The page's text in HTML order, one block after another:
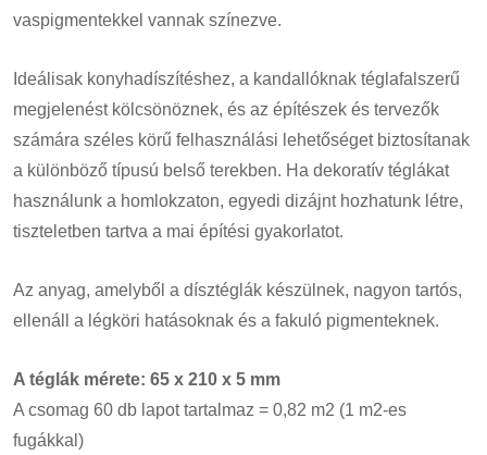
vaspigmentekkel vannak színezve.
Ideálisak konyhadíszítéshez, a kandallóknak téglafalszerű
megjelenést kölcsönöznek, és az építészek és tervezők
számára széles körű felhasználási lehetőséget biztosítanak
a különböző típusú belső terekben. Ha dekoratív téglákat
használunk a homlokzaton, egyedi dizájnt hozhatunk létre,
tiszteletben tartva a mai építési gyakorlatot.
Az anyag, amelyből a dísztéglák készülnek, nagyon tartós,
ellenáll a légköri hatásoknak és a fakuló pigmenteknek.
A téglák mérete: 65 x 210 x 5 mm
A csomag 60 db lapot tartalmaz = 0,82 m2 (1 m2-es
fugákkal)